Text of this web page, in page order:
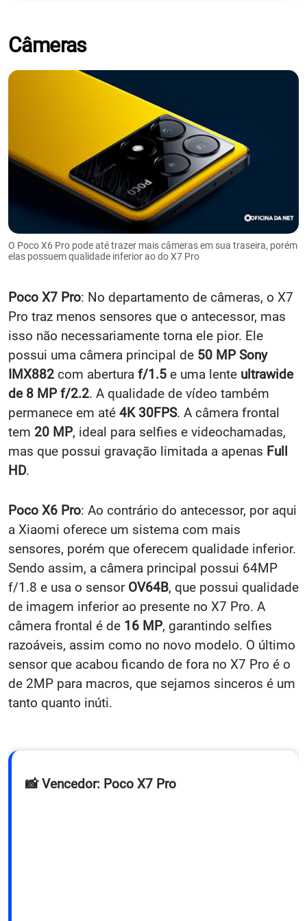
Câmeras
O Poco X6 Pro pode até trazer mais câmeras em sua traseira, porém
elas possuem qualidade inferior ao do X7 Pro
Poco X7 Pro: No departamento de câmeras, o X7
Pro traz menos sensores que o antecessor, mas
isso não necessariamente torna ele pior. Ele
possui uma câmera principal de 50 MP Sony
IMX882 com abertura f/1.5 e uma lente ultrawide
de 8 MP f/2.2. A qualidade de vídeo também
permanece em até 4K 30FPS. A câmera frontal
tem 20 MP, ideal para selfies e videochamadas,
mas que possui gravação limitada a apenas Full
HD.
Poco X6 Pro: Ao contrário do antecessor, por aqui
a Xiaomi oferece um sistema com mais
sensores, porém que oferecem qualidade inferior.
Sendo assim, a câmera principal possui 64MP
f/1.8 e usa o sensor OV64B, que possui qualidade
de imagem inferior ao presente no X7 Pro. A
câmera frontal é de 16 MP, garantindo selfies
razoáveis, assim como no novo modelo. O último
sensor que acabou ficando de fora no X7 Pro é o
de 2MP para macros, que sejamos sinceros é um
tanto quanto inúti.
📸 Vencedor: Poco X7 Pro